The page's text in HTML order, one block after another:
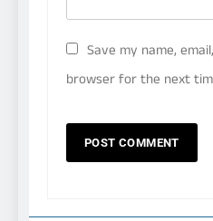
Save my name,
browser for the next